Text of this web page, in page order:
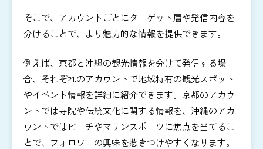
そこで、アカウントごとにターゲット層や発信内容を
分けることで、より魅力的な情報を提供できます。
例えば、京都と沖縄の観光情報を分けて発信する場
合、それぞれのアカウントで地域特有の観光スポット
やイベント情報を詳細に紹介できます。京都のアカウ
ントでは寺院や伝統文化に関する情報を、沖縄のアカ
ウントではビーチやマリンスポーツに焦点を当てるこ
とで、フォロワーの興味を惹きつけやすくなります。